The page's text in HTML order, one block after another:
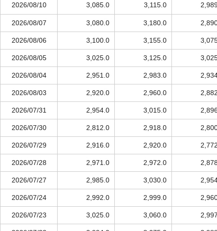
2026/08/10 3,085.0 3,115.0
2026/08/07 3,080.0 3,180.0
2026/08/06 3,100.0 3,155.0
2026/08/05 3,025.0 3,125.0
2026/08/04 2,951.0 2,983.0
2026/08/03 2,920.0 2,960.0
2026/07/31 2,954.0 3,015.0
2026/07/30 2,812.0 2,918.0
2026/07/29 2,916.0 2,920.0
2026/07/28 2,971.0 2,972.0
2026/07/27 2,985.0 3,030.0
2026/07/24 2,992.0 2,999.0
2026/07/23 3,025.0 3,060.0